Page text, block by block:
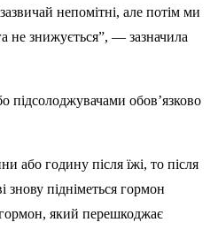
непомітні, але потім ми
не знижується”, — зазначила
підсолоджувачами обов’язково
або годину після їжі, то після
знову підніметься гормон
який перешкоджає